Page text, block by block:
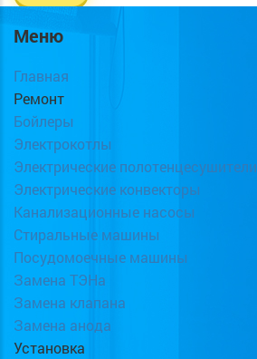
Меню
Главная
Ремонт
Бойлеры
Электрокотлы
Электрические полотенцесушители
Электрические конвекторы
Канализационные насосы
Стиральные машины
Посудомоечные машины
Замена ТЭНа
Замена клапана
Замена анода
Установка